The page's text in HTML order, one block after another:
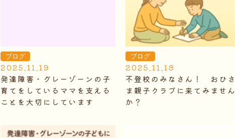
ブログ
2025.11.19
発達障害・グレーゾーンの子
育てをしているママを支える
ことを大切にしています
ブログ
2025.11.18
不登校のみなさん！ おひさ
ま親子クラブに来てみません
か？